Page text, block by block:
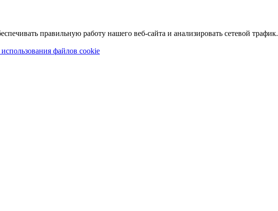
правильную работу нашего веб-сайта и анализировать сетевой трафик.
файлов cookie